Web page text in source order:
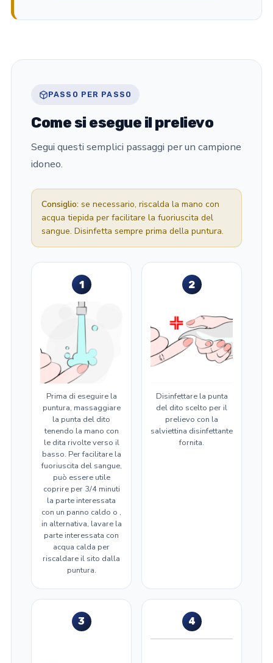
PASSO PER PASSO
Come si esegue il prelievo
Segui questi semplici passaggi per un campione
idoneo.
Consiglio: se necessario, riscalda la mano con
acqua tiepida per facilitare la fuoriuscita del
sangue. Disinfetta sempre prima della puntura.
1
Prima di eseguire la
puntura, massaggiare
la punta del dito
tenendo la mano con
le dita rivolte verso il
basso. Per facilitare la
fuoriuscita del sangue,
può essere utile
coprire per 3/4 minuti
la parte interessata
con un panno caldo o ,
in alternativa, lavare la
parte interessata con
acqua calda per
riscaldare il sito dalla
puntura.
2
Disinfettare la punta
del dito scelto per il
prelievo con la
salviettina disinfettante
fornita.
3 4